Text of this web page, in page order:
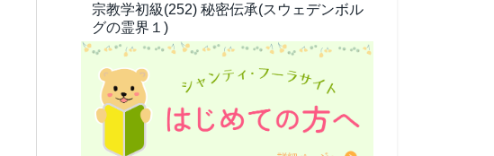
宗教学初級(252) 秘密伝承(スウェデンボル
グの霊界１)